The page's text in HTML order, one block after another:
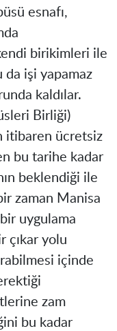
esnafı,
birikimleri ile
da işi yapamaz
kaldılar.
Birliği)
itibaren ücretsiz
bu tarihe kadar
beklendiği ile
zaman Manisa
uygulama
çıkar yolu
içinde
zam
bu kadar